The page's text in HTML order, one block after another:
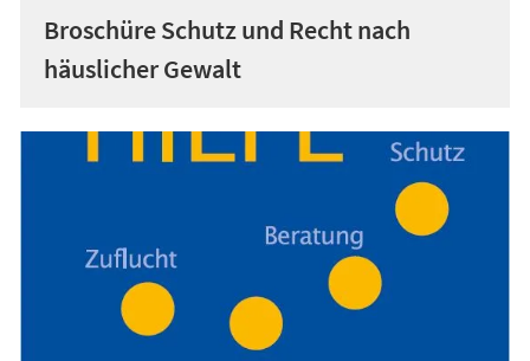
Broschüre Schutz und Recht nach
häuslicher Gewalt